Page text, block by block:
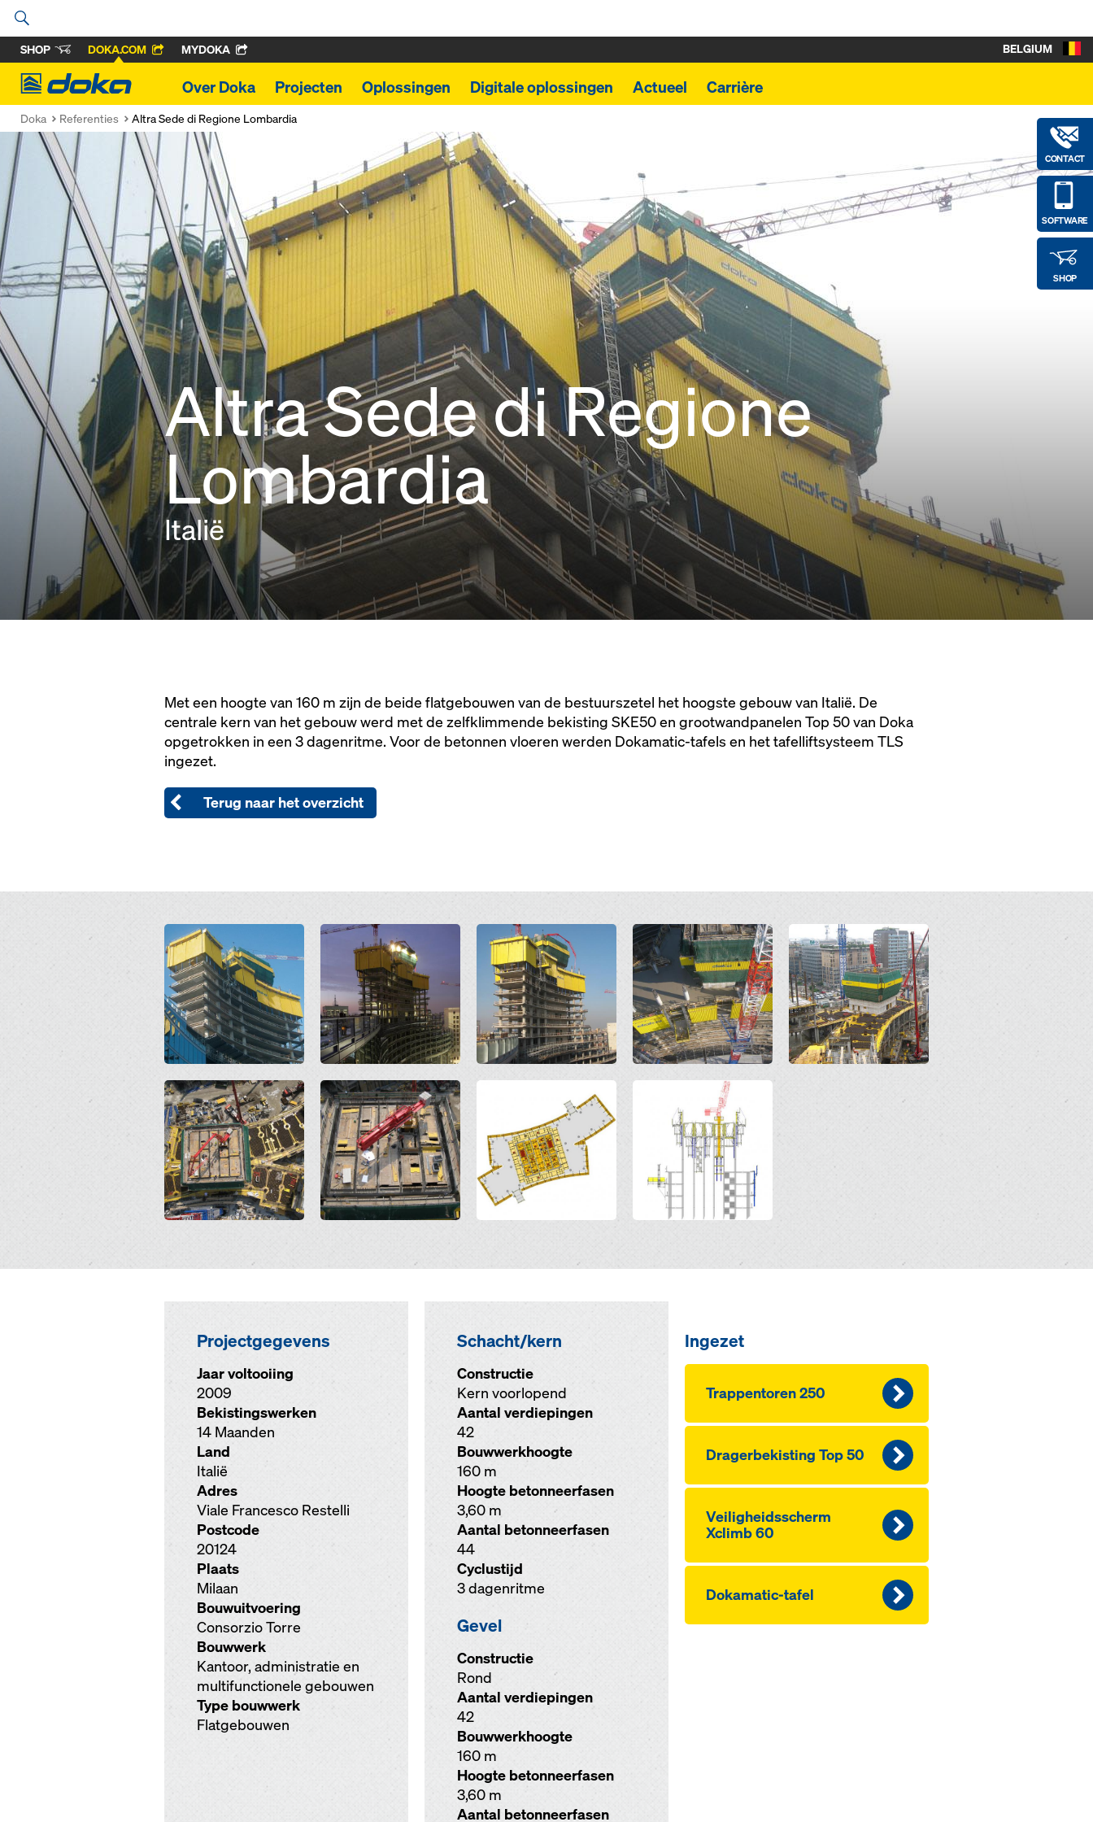
SHOP DOKA.COM MYDOKA
Doka
Over Doka Projecten Oplossingen Digitale oplossingen Actueel Carrière
CONTACT
SOFTWARE
SHOP
BELGIUM
Doka Referenties Altra Sede di Regione Lombardia
Altra Sede di Regione
Lombardia
Italië
Met een hoogte van 160 m zijn de beide flatgebouwen van de bestuurszetel het hoogste gebouw van Italië. De
centrale kern van het gebouw werd met de zelfklimmende bekisting SKE50 en grootwandpanelen Top 50 van Doka
opgetrokken in een 3 dagenritme. Voor de betonnen vloeren werden Dokamatic-tafels en het tafelliftsysteem TLS
ingezet.
Terug naar het overzicht
Open Open Open Open
Open Open
Projectgegevens
Jaar voltooiing
2009
Bekistingswerken
14 Maanden
Land
Italië
Adres
Viale Francesco Restelli
Postcode
20124
Plaats
Milaan
Bouwuitvoering
Consorzio Torre
Bouwwerk
Kantoor, administratie en
multifunctionele gebouwen
Type bouwwerk
Flatgebouwen
Schacht/kern
Constructie
Kern voorlopend
Aantal verdiepingen
42
Bouwwerkhoogte
160 m
Hoogte betonneerfasen
3,60 m
Aantal betonneerfasen
44
Cyclustijd
3 dagenritme
Gevel
Constructie
Rond
Aantal verdiepingen
42
Bouwwerkhoogte
160 m
Hoogte betonneerfasen
3,60 m
Aantal betonneerfasen
Ingezet
Trappentoren 250
Dragerbekisting Top 50
Veiligheidsscherm
Xclimb 60
Dokamatic-tafel